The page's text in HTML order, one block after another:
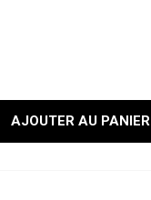
AJOUTER AU PANIER